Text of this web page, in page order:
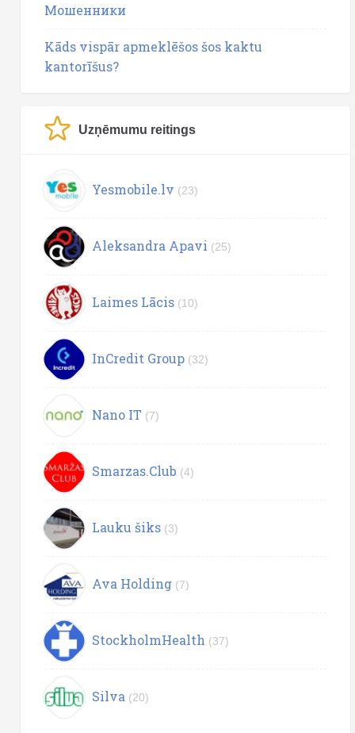
Мошенники
Kāds vispār apmeklēšos šos kaktu
kantorīšus?
Uzņēmumu reitings
Yesmobile.lv (23)
Aleksandra Apavi (25)
Laimes Lācis (10)
InCredit Group (32)
Nano IT (7)
Smarzas.Club (4)
Lauku šiks (3)
Ava Holding (7)
StockholmHealth (37)
Silva (20)